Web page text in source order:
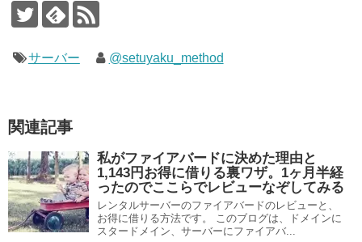
サーバー @setuyaku_method
関連記事
私がファイアバードに決めた理由と
1,143円お得に借りる裏ワザ。1ヶ月半経
ったのでここらでレビューなぞしてみる
レンタルサーバーのファイアバードのレビューと、
お得に借りる方法です。 このブログは、ドメインに
スタードメイン、サーバーにファイアバ...